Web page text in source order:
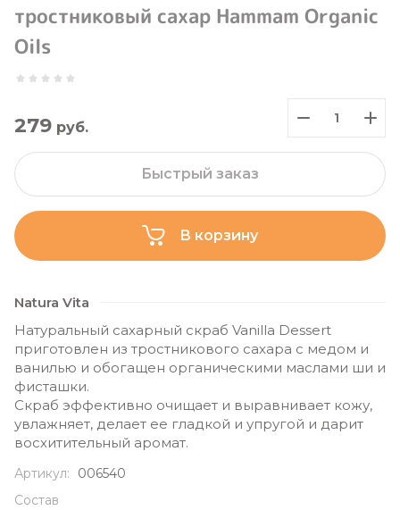
тростниковый сахар Hammam Organic
Oils
279 руб.
В корзину
Быстрый заказ
Natura Vita
Натуральный сахарный скраб Vanilla Dessert
приготовлен из тростникового сахара с медом и
ванилью и обогащен органическими маслами ши и
фисташки.
Скраб эффективно очищает и выравнивает кожу,
увлажняет, делает ее гладкой и упругой и дарит
восхитительный аромат.
Артикул:
006540
Состав